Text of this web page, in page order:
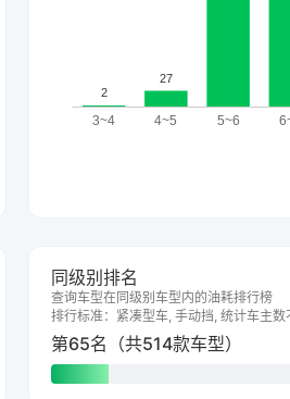
同级别排名
查询车型在同级别车型内的油耗排行榜
排行标准：紧凑型车, 手动挡, 统计车主数
第65名（共514款车型）